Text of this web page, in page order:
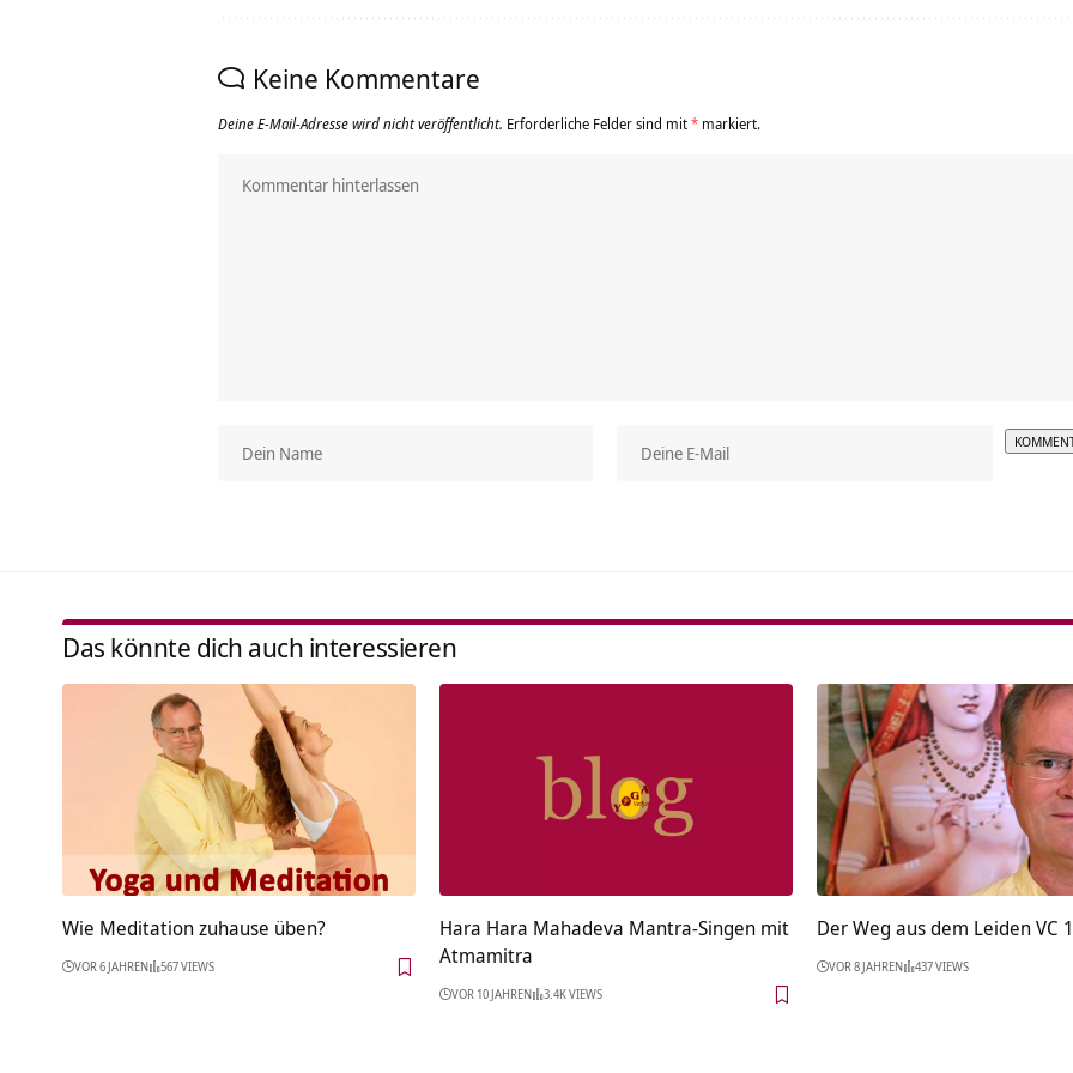
Keine Kommentare
Deine E-Mail-Adresse wird nicht veröffentlicht. Erforderliche Felder sind mit* markiert.
Das könnte dich auch interessieren
Wie Meditation zuhause üben?
VOR 6 JAHREN 567 VIEWS
Hara Hara Mahadeva Mantra-Singen mit
Atmamitra
VOR 10 JAHREN 3.4K VIEWS
Der Weg aus dem Leiden VC
VOR 8 JAHREN 437 VIEWS